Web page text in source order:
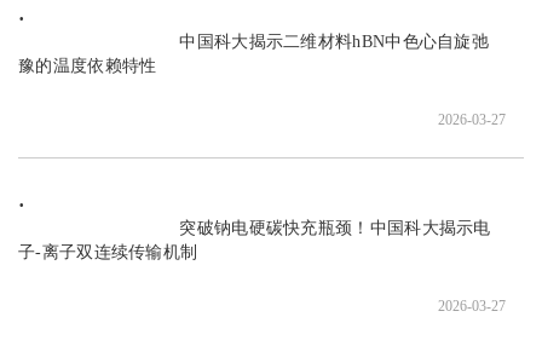
                               中国科大揭示二维材料hBN中色心自旋弛
豫的温度依赖特性
2026-03-27
子-离子双连续传输机制
2026-03-27